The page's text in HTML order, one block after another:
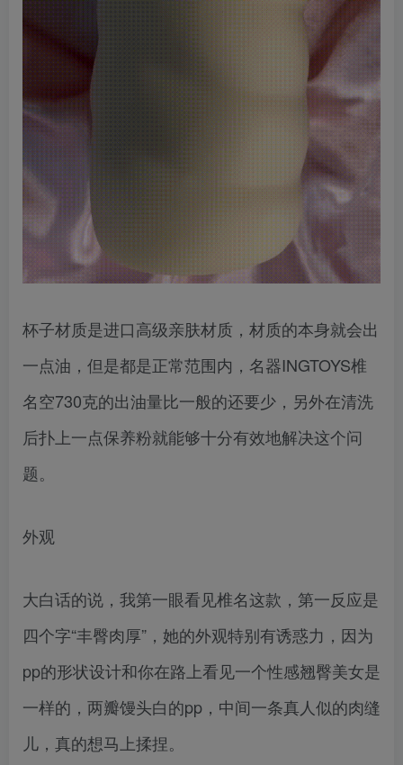
杯子材质是进口高级亲肤材质，材质的本身就会出
一点油，但是都是正常范围内，名器INGTOYS椎
名空730克的出油量比一般的还要少，另外在清洗
后扑上一点保养粉就能够十分有效地解决这个问
题。
外观
大白话的说，我第一眼看见椎名这款，第一反应是
四个字“丰臀肉厚”，她的外观特别有诱惑力，因为
pp的形状设计和你在路上看见一个性感翘臀美女是
一样的，两瓣馒头白的pp，中间一条真人似的肉缝
儿，真的想马上揉捏。